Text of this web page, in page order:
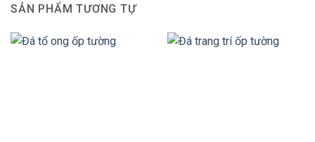
SẢN PHẨM TƯƠNG TỰ